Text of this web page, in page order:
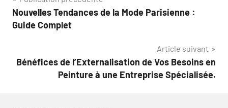
de
Nouvelles Tendances de la Mode Parisienne :
Guide Complet
Article suivant
Bénéfices de l’Externalisation de Vos Besoins en
Peinture à une Entreprise Spécialisée.